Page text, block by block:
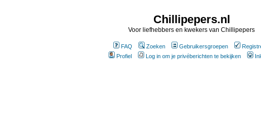
Chillipepers.nl
Voor liefhebbers en kwekers van Chillipepers
FAQ Zoeken Gebruikersgroepen
Profiel
Log in om je privéberichten te bekijken